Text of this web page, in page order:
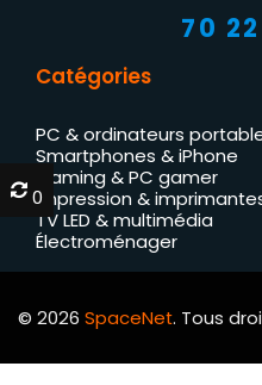
70
Catégories
PC & ordinateurs
Smartphones & iPhone
Gaming & PC gamer
Impression &
TV LED & multimédia
Électroménager
© 2026 SpaceNet. Tous
0
0